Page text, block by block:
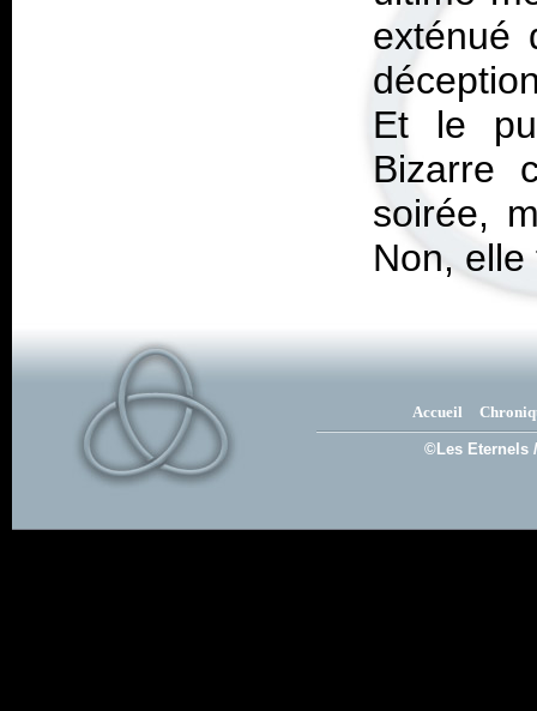
exténué
Et le
Bizarre
soirée,
Non,
Accueil
©Les Eternels